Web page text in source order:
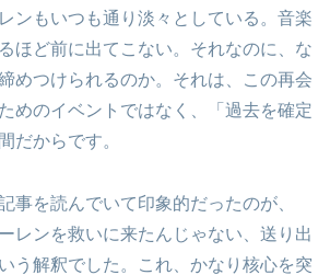
ンもいつも通り淡々としている。音楽
ほど前に出てこない。それなのに、な
めつけられるのか。それは、この再会
めのイベントではなく、「過去を確定
だからです。
事を読んでいて印象的だったのが、
レンを救いに来たんじゃない、送り出
う解釈でした。これ、かなり核心を突